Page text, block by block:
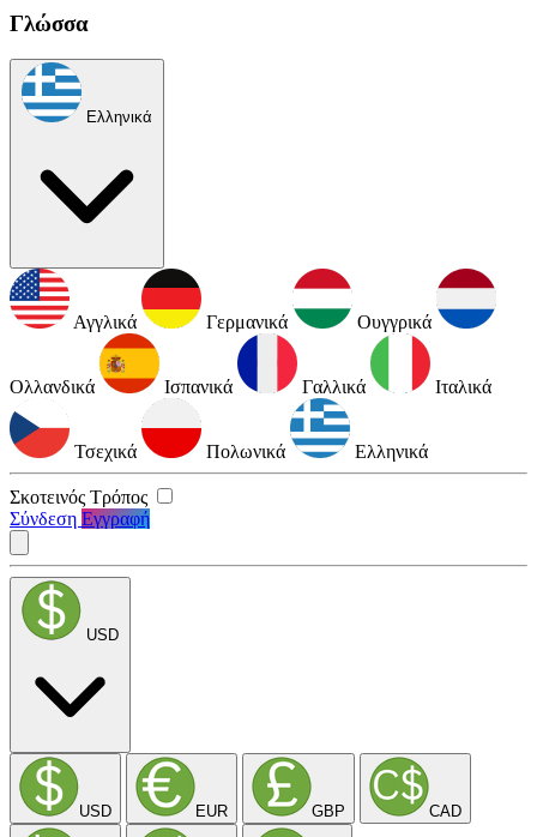
Γλώσσα
Ελληνικά
Αγγλικά Γερμανικά Ουγγρικά
Ολλανδικά Ισπανικά Γαλλικά Ιταλικά
Τσεχικά Πολωνικά Ελληνικά
Σκοτεινός Τρόπος
Σύνδεση Εγγραφή
USD
USD EUR GBP CAD